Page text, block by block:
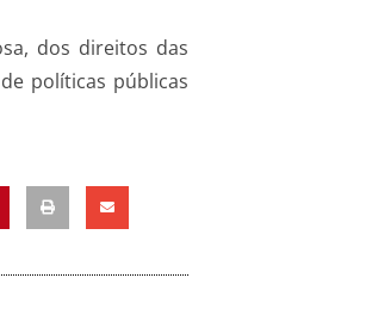
dos direitos das
políticas públicas